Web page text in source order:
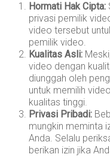
Hormati Hak Cipta:
privasi pemilik
video tersebut
pemilik video.
Kualitas Asli:
video dengan
diunggah oleh
untuk memilih
kualitas tinggi.
Privasi Pribadi:
mungkin meminta
Anda. Selalu
berikan izin jika